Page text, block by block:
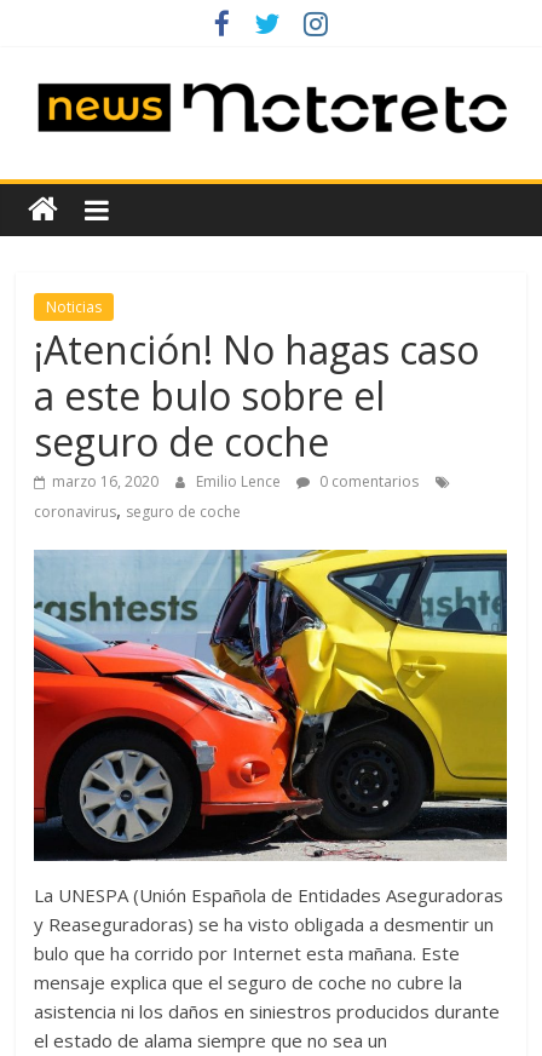
News
Motoreto
Noticias
coches
ocasión
Noticias
¡Atención! No hagas caso
a este bulo sobre el
seguro de coche
marzo 16, 2020 Emilio Lence
0 comentarios
coronavirus, seguro de coche
La UNESPA (Unión Española de Entidades Aseguradoras
y Reaseguradoras) se ha visto obligada a desmentir un
bulo que ha corrido por Internet esta mañana. Este
mensaje explica que el seguro de coche no cubre la
asistencia ni los daños en siniestros producidos durante
el estado de alama siempre que no sea un